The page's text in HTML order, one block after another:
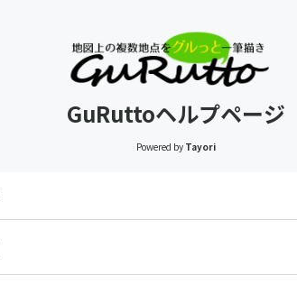
GuRuttoヘルプページ
Powered by Tayori